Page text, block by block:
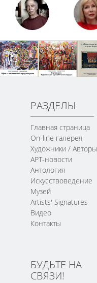
РАЗДЕЛЫ
Главная страница
On-line галерея
Художники / Авторы
АРТ-новости
Антология
Искусствоведение
Музей
Artists' Signatures
Видео
Контакты
БУДЬТЕ НА
СВЯЗИ!